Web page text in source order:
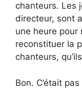
chanteurs. Les
directeur, sont
une heure pour
reconstituer la
chanteurs,
Bon. C’était